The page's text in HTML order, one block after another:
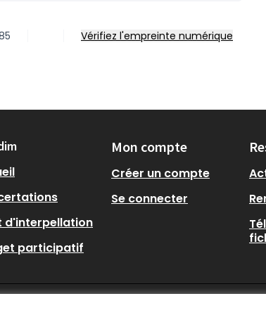
Vérifiez l'empreinte numérique
d'interpellation
participatif
Mon compte
Créer un compte
Se connecter